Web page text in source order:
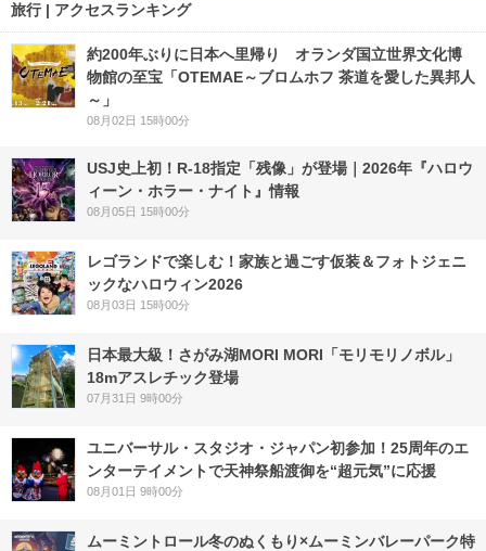
旅行 | アクセスランキング
約200年ぶりに日本へ里帰り オランダ国立世界文化博
物館の至宝「OTEMAE～ブロムホフ 茶道を愛した異邦人
～」
08月02日 15時00分
USJ史上初！R-18指定「残像」が登場｜2026年『ハロウ
ィーン・ホラー・ナイト』情報
08月05日 15時00分
レゴランドで楽しむ！家族と過ごす仮装＆フォトジェニ
ックなハロウィン2026
08月03日 15時00分
日本最大級！さがみ湖MORI MORI「モリモリノボル」
18mアスレチック登場
07月31日 9時00分
ユニバーサル・スタジオ・ジャパン初参加！25周年のエ
ンターテイメントで天神祭船渡御を“超元気”に応援
08月01日 9時00分
ムーミントロール冬のぬくもり×ムーミンバレーパーク特